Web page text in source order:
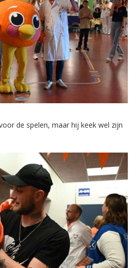
de spelen, maar hij keek wel zijn